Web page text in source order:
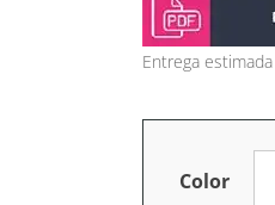
Entrega
Color